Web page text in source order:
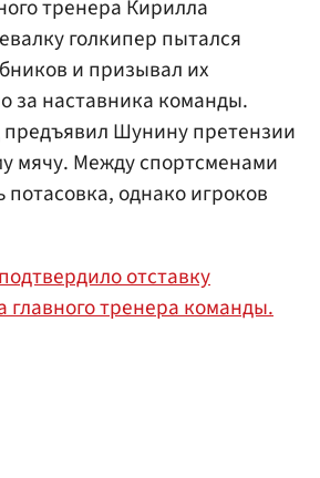
тренера Кирилла
голкипер пытался
и призывал их
за наставника команды.
Шунину претензии
мячу. Между спортсменами
потасовка, однако игроков
отставку
главного тренера команды.